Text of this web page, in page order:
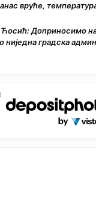
вруће,
Ћосић: Доприносимо
ниједна градска